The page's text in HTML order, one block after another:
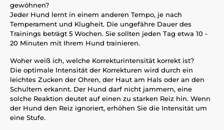
gewöhnen?
Jeder Hund lernt in einem anderen Tempo, je nach
Temperament und Klugheit. Die ungefähre Dauer des
Trainings beträgt 5 Wochen. Sie sollten jeden Tag etwa 10 -
20 Minuten mit Ihrem Hund trainieren.
Woher weiß ich, welche Korrekturintensität korrekt ist?
Die optimale Intensität der Korrekturen wird durch ein
leichtes Zucken der Ohren, der Haut am Hals oder an den
Schultern erkannt. Der Hund darf nicht jammern, eine
solche Reaktion deutet auf einen zu starken Reiz hin. Wenn
der Hund den Reiz ignoriert, erhöhen Sie die Intensität um
eine Stufe.